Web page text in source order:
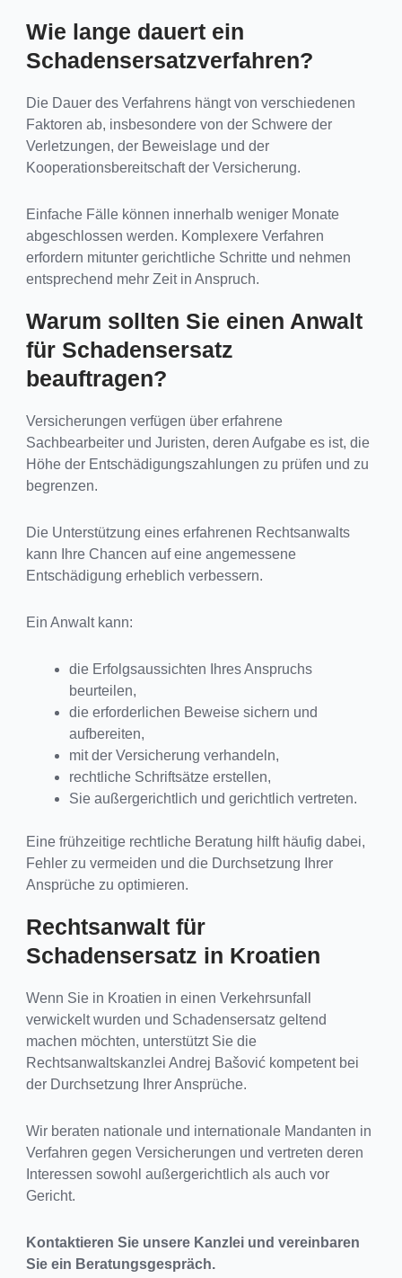
Wie lange dauert ein
Schadensersatzverfahren?
Die Dauer des Verfahrens hängt von verschiedenen
Faktoren ab, insbesondere von der Schwere der
Verletzungen, der Beweislage und der
Kooperationsbereitschaft der Versicherung.
Einfache Fälle können innerhalb weniger Monate
abgeschlossen werden. Komplexere Verfahren
erfordern mitunter gerichtliche Schritte und nehmen
entsprechend mehr Zeit in Anspruch.
Warum sollten Sie einen Anwalt
für Schadensersatz
beauftragen?
Versicherungen verfügen über erfahrene
Sachbearbeiter und Juristen, deren Aufgabe es ist, die
Höhe der Entschädigungszahlungen zu prüfen und zu
begrenzen.
Die Unterstützung eines erfahrenen Rechtsanwalts
kann Ihre Chancen auf eine angemessene
Entschädigung erheblich verbessern.
Ein Anwalt kann:
die Erfolgsaussichten Ihres Anspruchs
beurteilen,
die erforderlichen Beweise sichern und
aufbereiten,
mit der Versicherung verhandeln,
rechtliche Schriftsätze erstellen,
Sie außergerichtlich und gerichtlich vertreten.
Eine frühzeitige rechtliche Beratung hilft häufig dabei,
Fehler zu vermeiden und die Durchsetzung Ihrer
Ansprüche zu optimieren.
Rechtsanwalt für
Schadensersatz in Kroatien
Wenn Sie in Kroatien in einen Verkehrsunfall
verwickelt wurden und Schadensersatz geltend
machen möchten, unterstützt Sie die
Rechtsanwaltskanzlei Andrej Bašović kompetent bei
der Durchsetzung Ihrer Ansprüche.
Wir beraten nationale und internationale Mandanten in
Verfahren gegen Versicherungen und vertreten deren
Interessen sowohl außergerichtlich als auch vor
Gericht.
Kontaktieren Sie unsere Kanzlei und vereinbaren
Sie ein Beratungsgespräch.